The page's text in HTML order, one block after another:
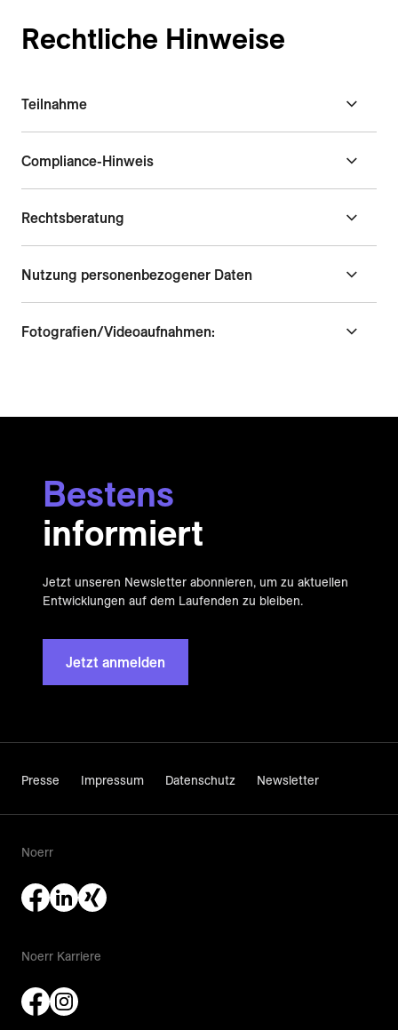
Rechtliche Hinweise
Teilnahme
Compliance-Hinweis
Rechtsberatung
Nutzung personenbezogener Daten
Fotografien/Videoaufnahmen:
Bestens
informiert
Jetzt unseren Newsletter abonnieren, um zu aktuellen
Entwicklungen auf dem Laufenden zu bleiben.
Jetzt anmelden
Presse Impressum Datenschutz Newsletter
Noerr
Noerr Karriere